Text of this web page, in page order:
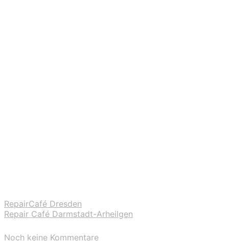
RepairCafé Dresden
Repair Café Darmstadt-Arheilgen
Noch keine Kommentare